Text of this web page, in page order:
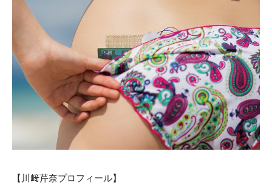
【川﨑芹奈プロフィール】